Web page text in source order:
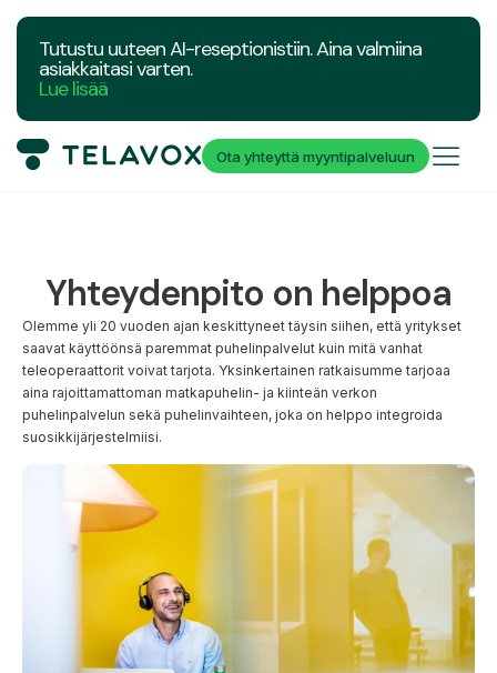
Tutustu uuteen AI-reseptionistiin. Aina valmiina
asiakkaitasi varten.
Lue lisää
Ota yhteyttä myyntipalveluun
Yhteydenpito on helppoa
Olemme yli 20 vuoden ajan keskittyneet täysin siihen, että yritykset
saavat käyttöönsä paremmat puhelinpalvelut kuin mitä vanhat
teleoperaattorit voivat tarjota. Yksinkertainen ratkaisumme tarjoaa
aina rajoittamattoman matkapuhelin- ja kiinteän verkon
puhelinpalvelun sekä puhelinvaihteen, joka on helppo integroida
suosikkijärjestelmiisi.